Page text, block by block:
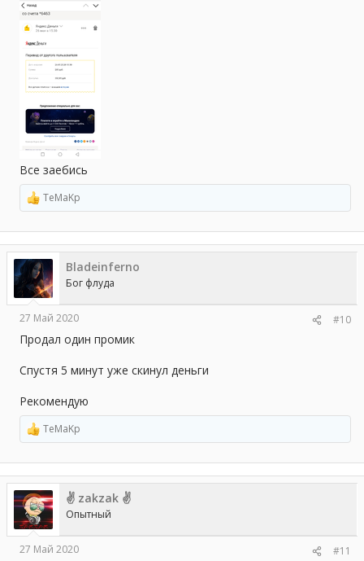
Все заебись
Р
е
а
к
ц
и
и
TeMaKp
Bladeinferno
Бог флуда
27 Май 2020 #10
Продал один промик
Спустя 5 минут уже скинул деньги
Рекомендую
Р
е
а
к
ц
и
и
:
TeMaKp
✌ zakzak ✌
Опытный
27 Май 2020 #11